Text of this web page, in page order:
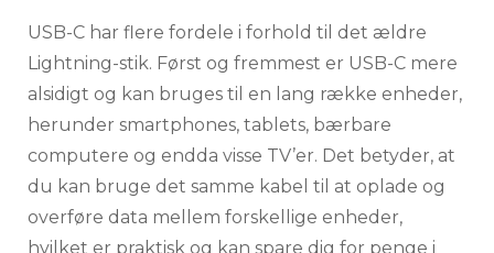
USB-C har flere fordele i forhold til det ældre
Lightning-stik. Først og fremmest er USB-C mere
alsidigt og kan bruges til en lang række enheder,
herunder smartphones, tablets, bærbare
computere og endda visse TV’er. Det betyder, at
du kan bruge det samme kabel til at oplade og
overføre data mellem forskellige enheder,
hvilket er praktisk og kan spare dig for penge i